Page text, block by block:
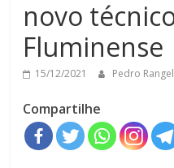
novo
Fluminense
15/12/2021 Pedro Rangel
Compartilhe